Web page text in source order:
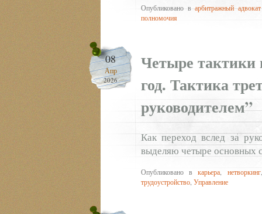
Опубликовано в арбитражный
полномочия
08
Апр
2026
Четыре тактики
год. Тактика
руководителем”
Как переход вслед за
выделяю четыре основных
Опубликовано вкарьера нетворкинг
трудоустройство Управление